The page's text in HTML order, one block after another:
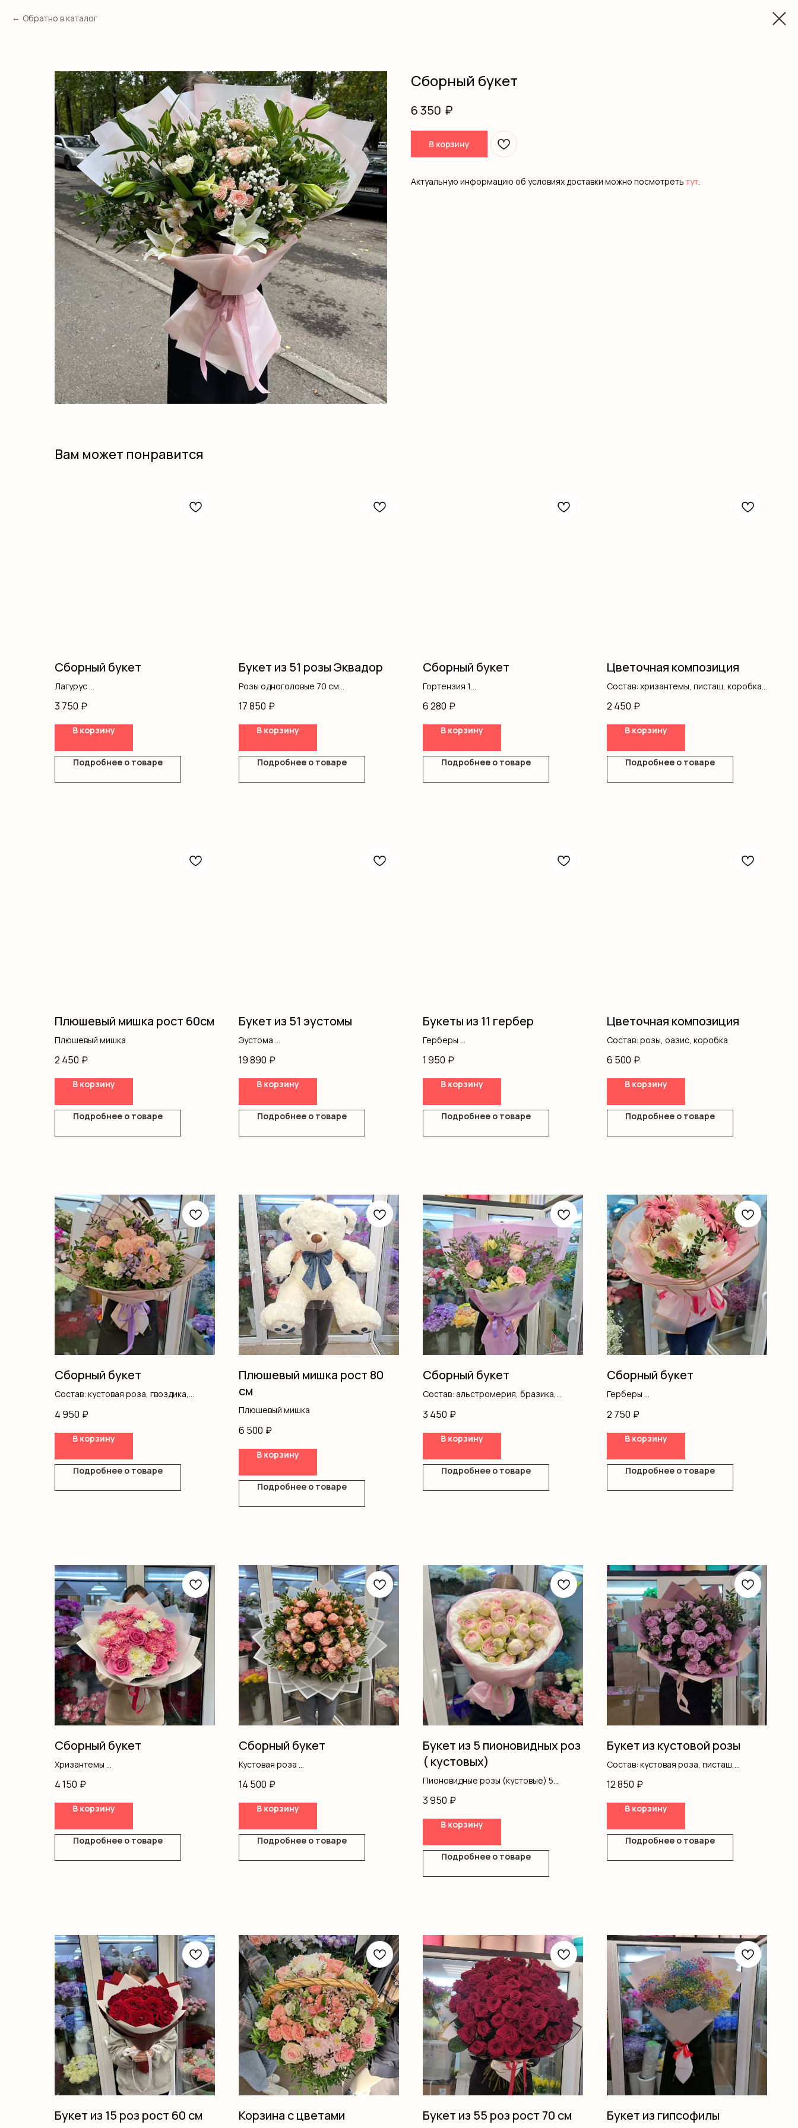
Обратно в каталог
Сборный букет
6 350 ₽
В корзину
Актуальную информацию об условиях доставки можно посмотреть тут
Вам может понравится
Сборный букет
Лагурус
Кустовая роза
Роза одноголовая
Оформление
3 750 ₽
В корзину
Подробнее о товаре
Букет из 51 розы Эквадор
Розы одноголовые 70 см
17 850 ₽
В корзину
Подробнее о товаре
Сборный букет
Гортензия 1
Кустовая роза 3
Танацетум 3
Эустома 3
Оформление 1
6 280 ₽
В корзину
Подробнее о товаре
Цветочная композиция
Состав: хризантемы, писташ, коробка,
2 450 ₽
В корзину
Подробнее о товаре
Плюшевый мишка рост 60см
Плюшевый мишка
2 450 ₽
В корзину
Подробнее о товаре
Букет из 51 эустомы
Эустома
19 890 ₽
В корзину
Подробнее о товаре
Букеты из 11 гербер
Герберы
1 950 ₽
В корзину
Подробнее о товаре
Цветочная композиция
Состав: розы, оазис, коробка
6 500 ₽
В корзину
Подробнее о товаре
Сборный букет
Состав: кустовая роза, гвоздика,
оформление
4 950 ₽
В корзину
Подробнее о товаре
Плюшевый мишка рост 80
см
Плюшевый мишка
6 500 ₽
В корзину
Подробнее о товаре
Сборный букет
Состав: альстромерия, бразика,
роза одноголовая, статица, писташ,
оазис, оформление
3 450 ₽
В корзину
Подробнее о товаре
Сборный букет
Герберы
Оформление
2 750 ₽
В корзину
Подробнее о товаре
Сборный букет
Хризантемы
Оформление
4 150 ₽
В корзину
Подробнее о товаре
Сборный букет
Кустовая роза
Оформление
14 500 ₽
В корзину
Подробнее о товаре
Букет из 5 пионовидных роз
( кустовых)
Пионовидные розы (кустовые) 5
Оформление плёнка матовая 1
3 950 ₽
В корзину
Подробнее о товаре
Букет из кустовой розы
Состав: кустовая роза, писташ,
12 850 ₽
В корзину
Подробнее о товаре
Букет из 15 роз рост 60 см Корзина с цветами Букет из 55 роз рост 70 см Букет из гипсофилы